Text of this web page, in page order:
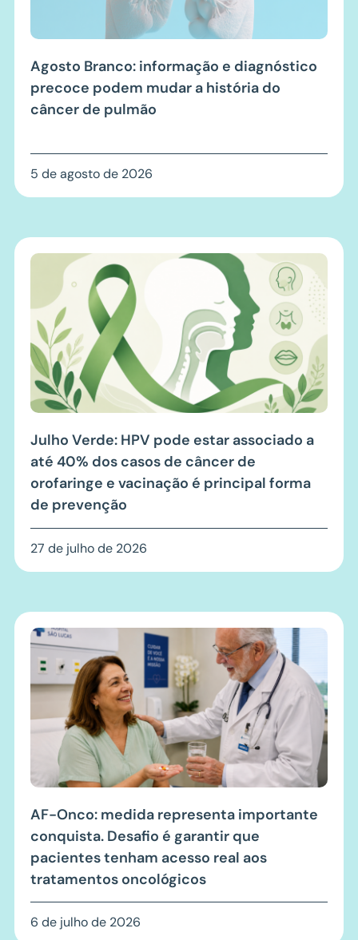
Agosto Branco: informação e diagnóstico
precoce podem mudar a história do
câncer de pulmão
5 de agosto de 2026
Julho Verde: HPV pode estar associado a
até 40% dos casos de câncer de
orofaringe e vacinação é principal forma
de prevenção
27 de julho de 2026
AF-Onco: medida representa importante
conquista. Desafio é garantir que
pacientes tenham acesso real aos
tratamentos oncológicos
6 de julho de 2026